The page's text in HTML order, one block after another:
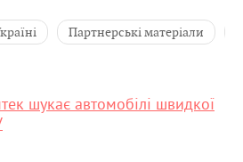
Партнерські матеріали
шукає автомобілі швидкої